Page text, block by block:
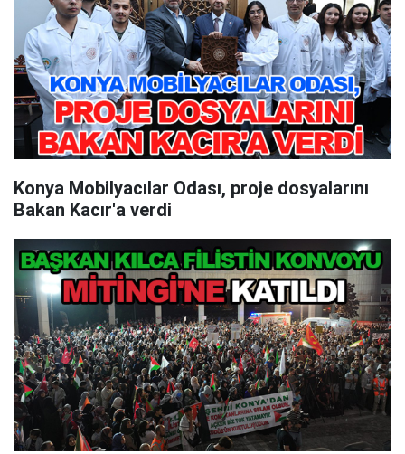
Konya Mobilyacılar Odası, proje dosyalarını
Bakan Kacır'a verdi